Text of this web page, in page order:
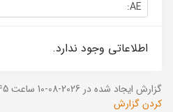
اطلاعاتی وجود ندارد.
گزارش ایجاد شده در 2026-08-10 ساعت 16:15:45 (UTC +03:30).
کردن گزارش